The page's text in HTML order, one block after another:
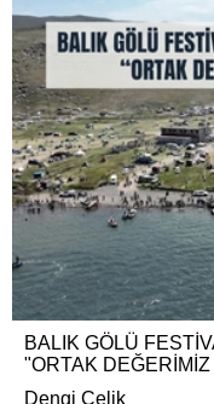
BALIK GÖLÜ
"ORTAK
Dengi Çelik